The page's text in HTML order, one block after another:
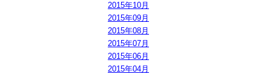
2015年10月
2015年09月
2015年08月
2015年07月
2015年06月
2015年04月